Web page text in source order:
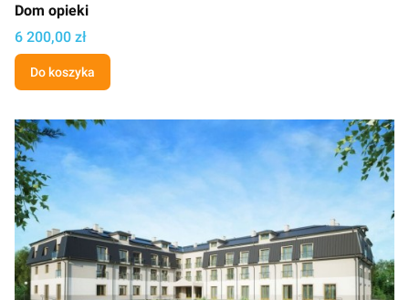
Dom opieki
Cena projektu
6 200,00 zł
Do koszyka